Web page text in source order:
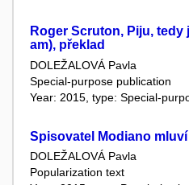
Roger Scruton, Piju, tedy
am), překlad
DOLEŽALOVÁ Pavla
Special-purpose publication
Year: 2015, type: Special-
Spisovatel Modiano
DOLEŽALOVÁ Pavla
Popularization text